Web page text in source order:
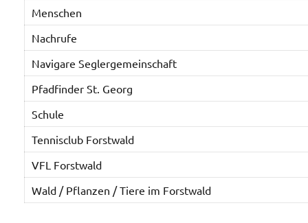
Menschen
Nachrufe
Navigare Seglergemeinschaft
Pfadfinder St. Georg
Schule
Tennisclub Forstwald
VFL Forstwald
Wald / Pflanzen / Tiere im Forstwald